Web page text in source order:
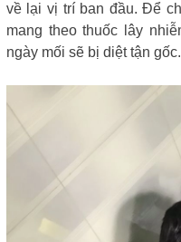
về lại vị trí ban đầu. Để
mang theo thuốc lây
ngày mối sẽ bị diệt tận gốc.